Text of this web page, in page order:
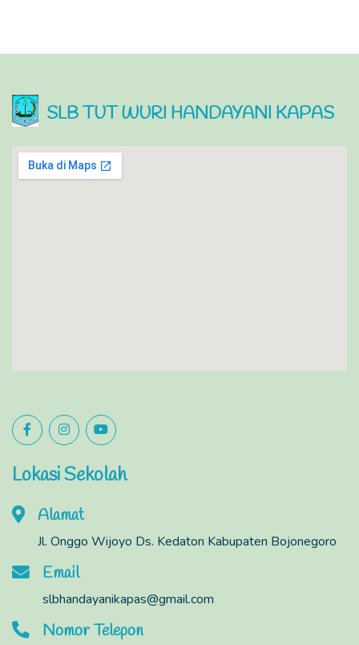
SLB TUT WURI HANDAYANI KAPAS
Lokasi Sekolah
Alamat
Jl. Onggo Wijoyo Ds. Kedaton Kabupaten Bojonegoro
Email
slbhandayanikapas@gmail.com
Nomor Telepon